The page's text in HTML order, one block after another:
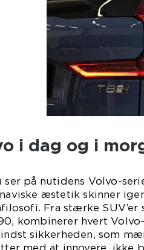
i dag og i
ser på nutidens Volvo-
æstetik skinner
Fra stærke SUV’er
kombinerer hvert
sikkerheden, som